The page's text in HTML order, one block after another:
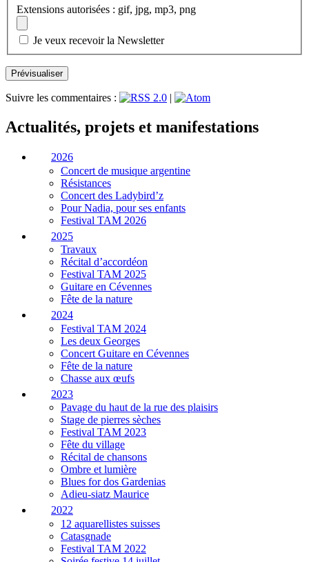
Extensions autorisées : gif, jpg, mp3, png
Je veux recevoir la Newsletter
Suivre les commentaires : |
Actualités, projets et manifestations
2026
Concert de musique argentine
Résistances
Concert des Ladybird’z
Pour Nadia, pour ses enfants
Festival TAM 2026
2025
Travaux
Récital d’accordéon
Festival TAM 2025
Guitare en Cévennes
Fête de la nature
2024
Festival TAM 2024
Les deux Georges
Concert Guitare en Cévennes
Fête de la nature
Chasse aux œufs
2023
Pavage du haut de la rue des plaisirs
Stage de pierres sèches
Festival TAM 2023
Fête du village
Récital de chansons
Ombre et lumière
Blues for dos Gardenias
Adieu-siatz Maurice
2022
12 aquarellistes suisses
Catasgnade
Festival TAM 2022